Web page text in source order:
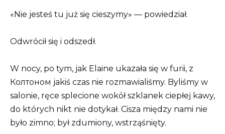
«Nie jesteś tu już się cieszymy» — powiedział.
Odwrócił się i odszedł.
W nocy, po tym, jak Elaine ukazała się w furii, z
Колтоном jakiś czas nie rozmawialiśmy. Byliśmy w
salonie, ręce splecione wokół szklanek ciepłej kawy,
do których nikt nie dotykał. Cisza między nami nie
było zimno; był zdumiony, wstrząśnięty.